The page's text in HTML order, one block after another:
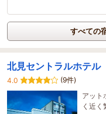
すべての
北見セントラルホテル
4.0
(9件)
アット
く近く